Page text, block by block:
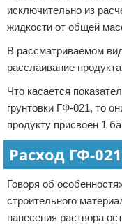
исключительно из
жидкости от общей
В рассматриваемом
расслаивание
Что касается
грунтовки ГФ-021, то
продукту присвоен 1
Расход ГФ-
Говоря об
строительного
нанесения раствора